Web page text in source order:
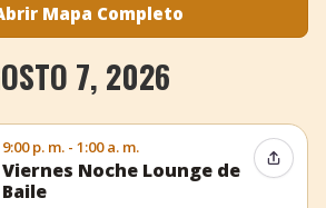
Mapa Completo
7, 2026
9:00 p. m. - 1:00 a. m.
Viernes Noche Lounge de
Baile